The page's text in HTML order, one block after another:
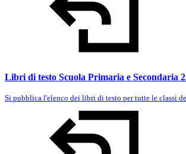
Libri di testo Scuola Primaria e Secondaria
Si pubblica l'elenco dei libri di testo per tutte le classi